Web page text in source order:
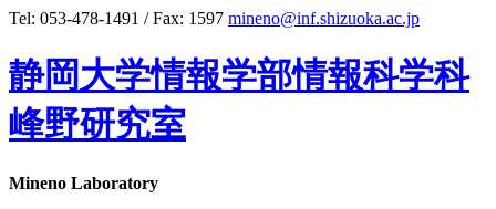
Tel: 053-478-1491 / Fax: 1597 mineno@inf.shizuoka.ac.jp
静岡大学情報学部情報科学科
峰野研究室
Mineno Laboratory